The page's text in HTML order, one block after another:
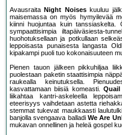
Avausraita Night Noiseskuuluu
maisemassa on myös hymyilevää
kiinni huojuntaa kuin tanssiaskelta.
sympaattisimpia iltapäiväsiesta-
huohotuksellaan ja potkullaan
leppoisasta punaisesta langasta
kipakampi puoli tuo kokonaisuuteen
Pienen tauon jälkeen pikkuhiljaa
puolestaan paketin staattisimpia
raukealla keinutuksella.
kasvattamaan biisiä komeasti.
liikahtaa kantri-askeleella
eteerisyys vaihdetaan astetta
stemmat tukevat maukkaasti
banjolla svengaava balladi We Are
mukavan onnellinen ja heleä gospel